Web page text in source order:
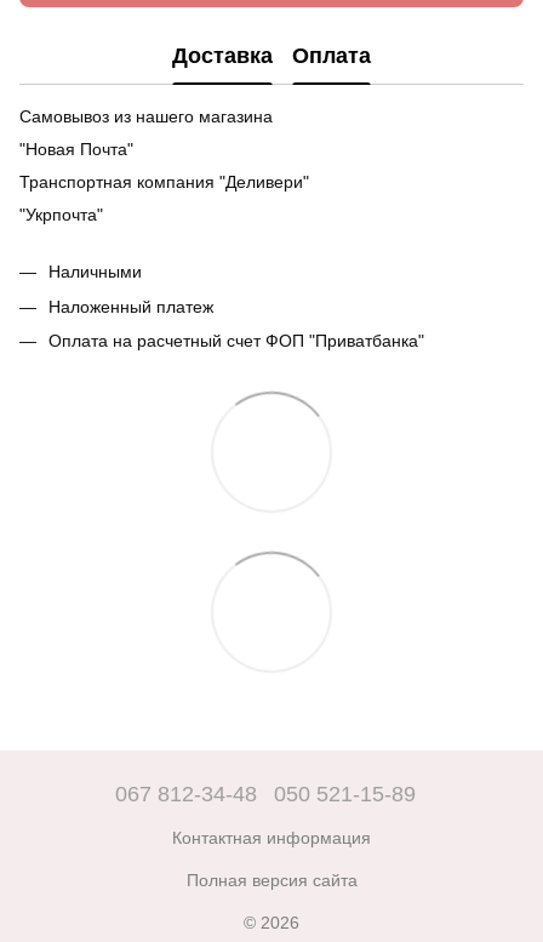
Доставка Оплата
Самовывоз из нашего магазина
"Новая Почта"
Транспортная компания "Деливери"
"Укрпочта"
Наличными
Наложенный платеж
Оплата на расчетный счет ФОП "Приватбанка"
067 812-34-48 050 521-15-89
Контактная информация
Полная версия сайта
© 2026